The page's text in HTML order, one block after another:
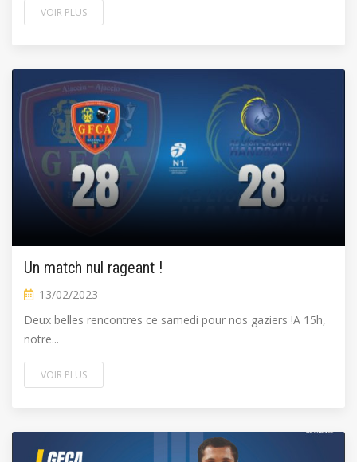
VOIR PLUS
Un match nul rageant !
13/02/2023
Deux belles rencontres ce samedi pour nos gaziers !A 15h,
notre...
VOIR PLUS